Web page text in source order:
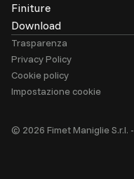
Finiture
Download
© 2026 Fimet Maniglie S.r.l. -
Trasparenza
Privacy Policy
Cookie policy
Impostazione cookie